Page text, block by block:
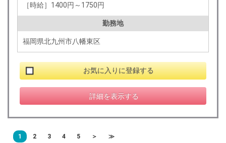
［時給］1400円～1750円
勤務地
福岡県北九州市八幡東区
お気に入りに登録する
詳細を表示する
1 2 3 4 5 ＞ ≫